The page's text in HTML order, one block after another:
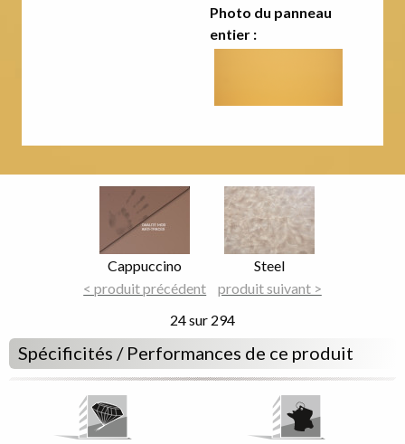
Photo du panneau
entier :
Nom
du
Cappuccino
< produit précédent
Image
Focus
du
Steel
produit suivant >
24 sur 294
Spécificités / Performances de ce produit